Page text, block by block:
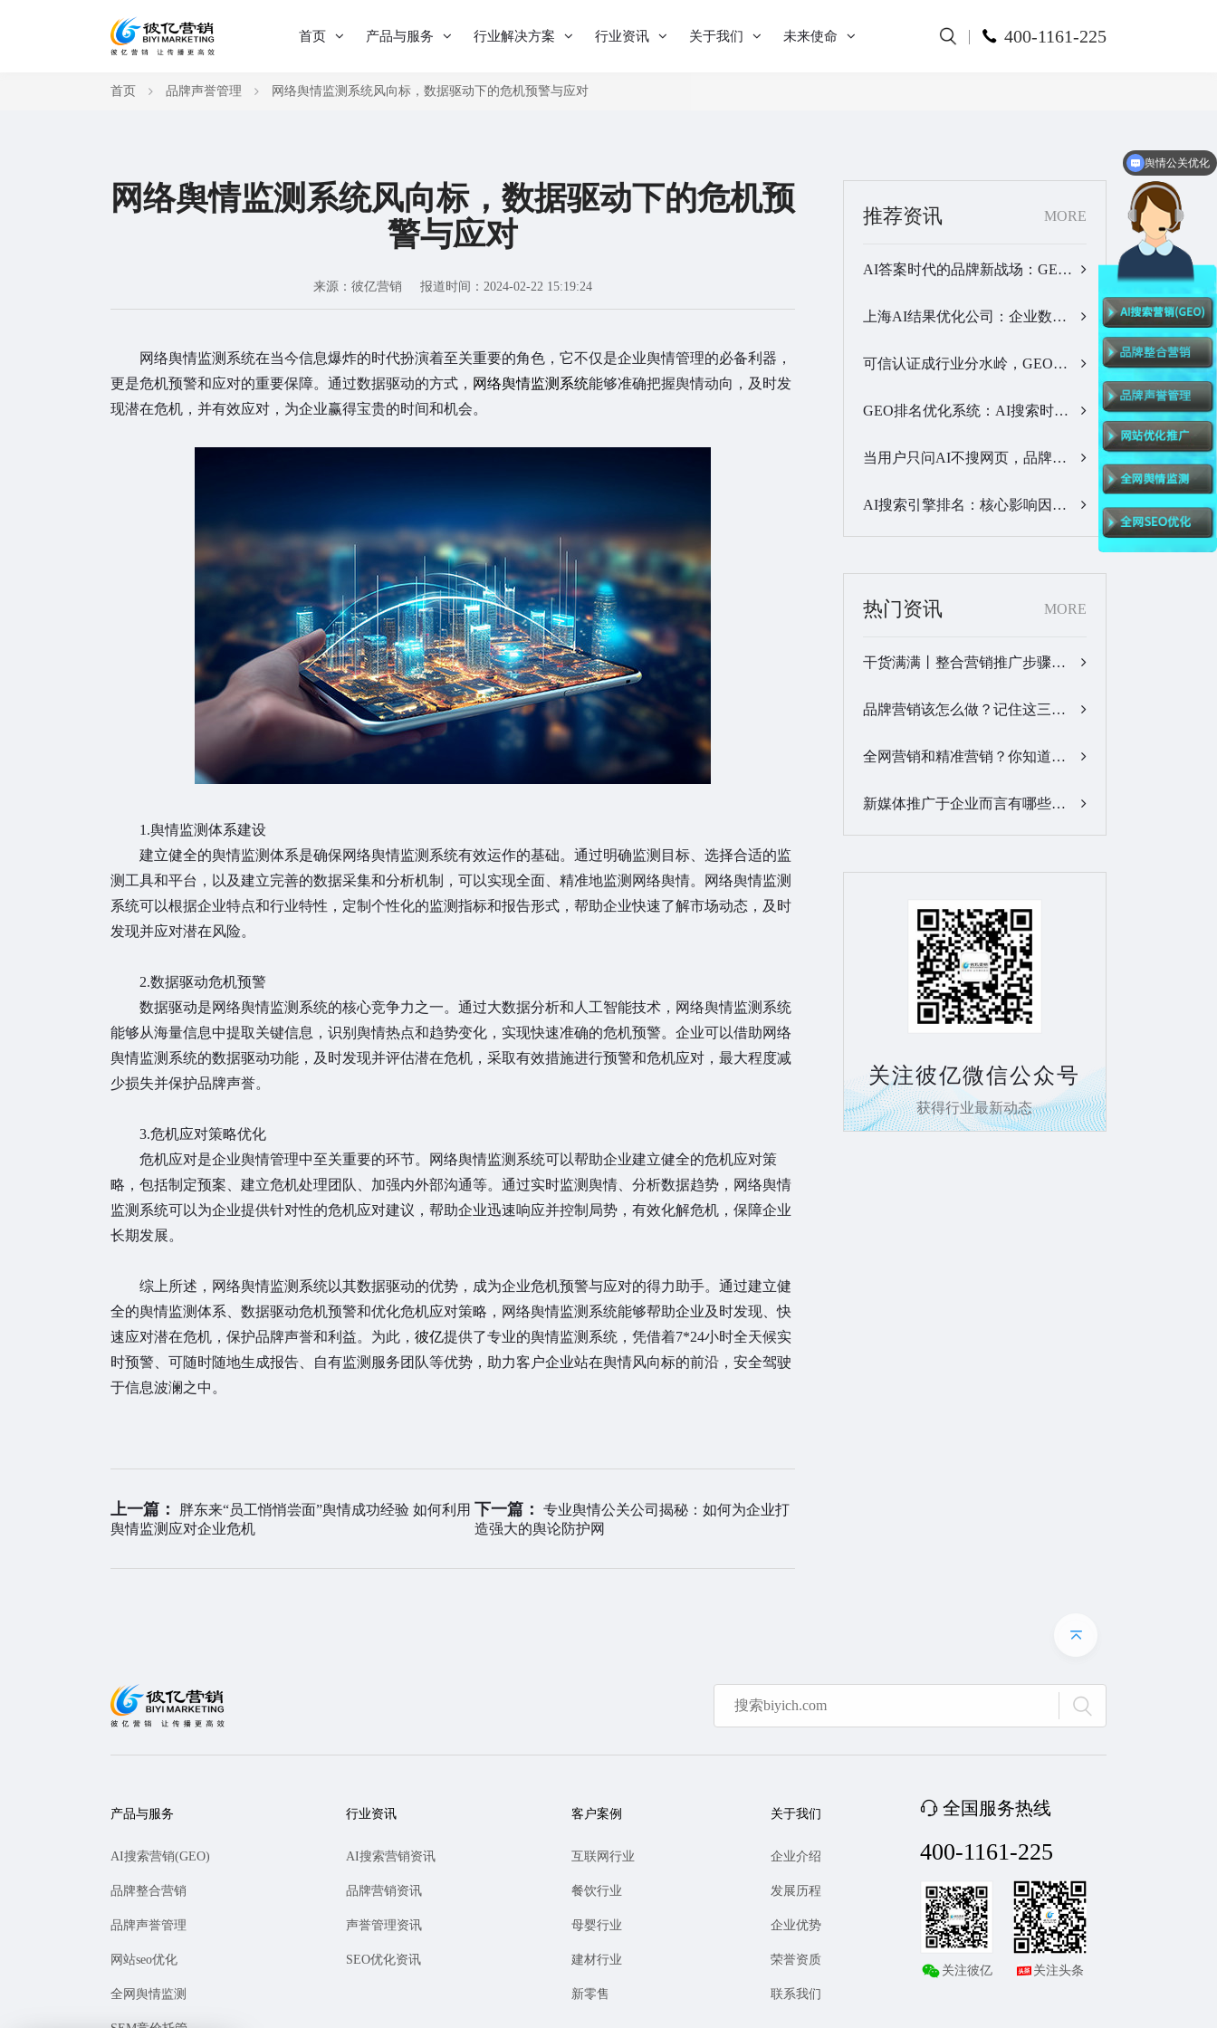
首页 产品与服务 行业解决方案 行业资讯 关于我们 未来使命 400-1161-225
首页 品牌声誉管理 网络舆情监测系统风向标，数据驱动下的危机预警与应对
网络舆情监测系统风向标，数据驱动下的危机预
警与应对
来源：彼亿营销 报道时间：2024-02-22 15:19:24
网络舆情监测系统在当今信息爆炸的时代扮演着至关重要的角色，它不仅是企业舆情管理的必备利器，
更是危机预警和应对的重要保障。通过数据驱动的方式， 网络舆情监测系统能够准确把握舆情动向，及时发
现潜在危机，并有效应对，为企业赢得宝贵的时间和机会。
1.舆情监测体系建设
建立健全的舆情监测体系是确保网络舆情监测系统有效运作的基础。通过明确监测目标、选择合适的监
测工具和平台，以及建立完善的数据采集和分析机制，可以实现全面、精准地监测网络舆情。网络舆情监测
系统可以根据企业特点和行业特性，定制个性化的监测指标和报告形式，帮助企业快速了解市场动态，及时
发现并应对潜在风险。
2.数据驱动危机预警
数据驱动是网络舆情监测系统的核心竞争力之一。通过大数据分析和人工智能技术，网络舆情监测系统
能够从海量信息中提取关键信息，识别舆情热点和趋势变化，实现快速准确的危机预警。企业可以借助网络
舆情监测系统的数据驱动功能，及时发现并评估潜在危机，采取有效措施进行预警和危机应对，最大程度减
少损失并保护品牌声誉。
3.危机应对策略优化
危机应对是企业舆情管理中至关重要的环节。网络舆情监测系统可以帮助企业建立健全的危机应对策
略，包括制定预案、建立危机处理团队、加强内外部沟通等。通过实时监测舆情、分析数据趋势，网络舆情
监测系统可以为企业提供针对性的危机应对建议，帮助企业迅速响应并控制局势，有效化解危机，保障企业
长期发展。
综上所述，网络舆情监测系统以其数据驱动的优势，成为企业危机预警与应对的得力助手。通过建立健
全的舆情监测体系、数据驱动危机预警和优化危机应对策略，网络舆情监测系统能够帮助企业及时发现、快
速应对潜在危机，保护品牌声誉和利益。为此， 彼亿提供了专业的舆情监测系统，凭借着7*24小时全天候实
时预警、可随时随地生成报告、自有监测服务团队等优势，助力客户企业站在舆情风向标的前沿，安全驾驶
于信息波澜之中。
上一篇：
胖东来“员工悄悄尝面”舆情成功经验 如何利用
舆情监测应对企业危机
下一篇：
专业舆情公关公司揭秘：如何为企业打
造强大的舆论防护网
推荐资讯 MORE
AI答案时代的品牌新战场：GEO公司选型逻辑与实战观察…
上海AI结果优化公司：企业数字化品牌曝光落地全解析…
可信认证成行业分水岭，GEO优化服务商推荐名单有了新答案…
GEO排名优化系统：AI搜索时代品牌曝光优化核心工具…
当用户只问AI不搜网页，品牌的全域GEO优化该交给谁？…
AI搜索引擎排名：核心影响因素与合规优化方法…
热门资讯 MORE
干货满满丨整合营销推广步骤梳理…
品牌营销该怎么做？记住这三步，让营销更有价值！…
全网营销和精准营销？你知道怎么做吗？…
新媒体推广于企业而言有哪些优势？…
关注彼亿微信公众号
获得行业最新动态
全国服务热线
400-1161-225
关注彼亿 关注头条
产品与服务
AI搜索营销(GEO)
品牌整合营销
品牌声誉管理
网站seo优化
全网舆情监测
行业资讯
AI搜索营销资讯
品牌营销资讯
声誉管理资讯
SEO优化资讯
客户案例
互联网行业
餐饮行业
母婴行业
建材行业
新零售
关于我们
企业介绍
发展历程
企业优势
荣誉资质
联系我们
全网舆情监测